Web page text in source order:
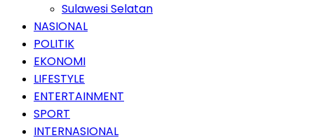
Sulawesi Selatan
NASIONAL
POLITIK
EKONOMI
LIFESTYLE
ENTERTAINMENT
SPORT
INTERNASIONAL